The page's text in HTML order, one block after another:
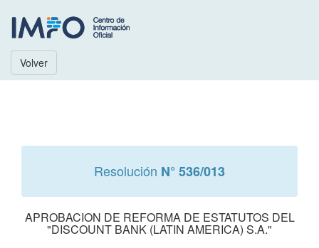
Volver
Resolución N° 536/013
APROBACION DE REFORMA DE ESTATUTOS DEL
"DISCOUNT BANK (LATIN AMERICA) S.A."